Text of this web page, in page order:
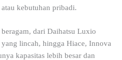
kebutuhan pribadi.
dari Daihatsu Luxio
lincah, hingga Hiace, Innova
kapasitas lebih besar dan